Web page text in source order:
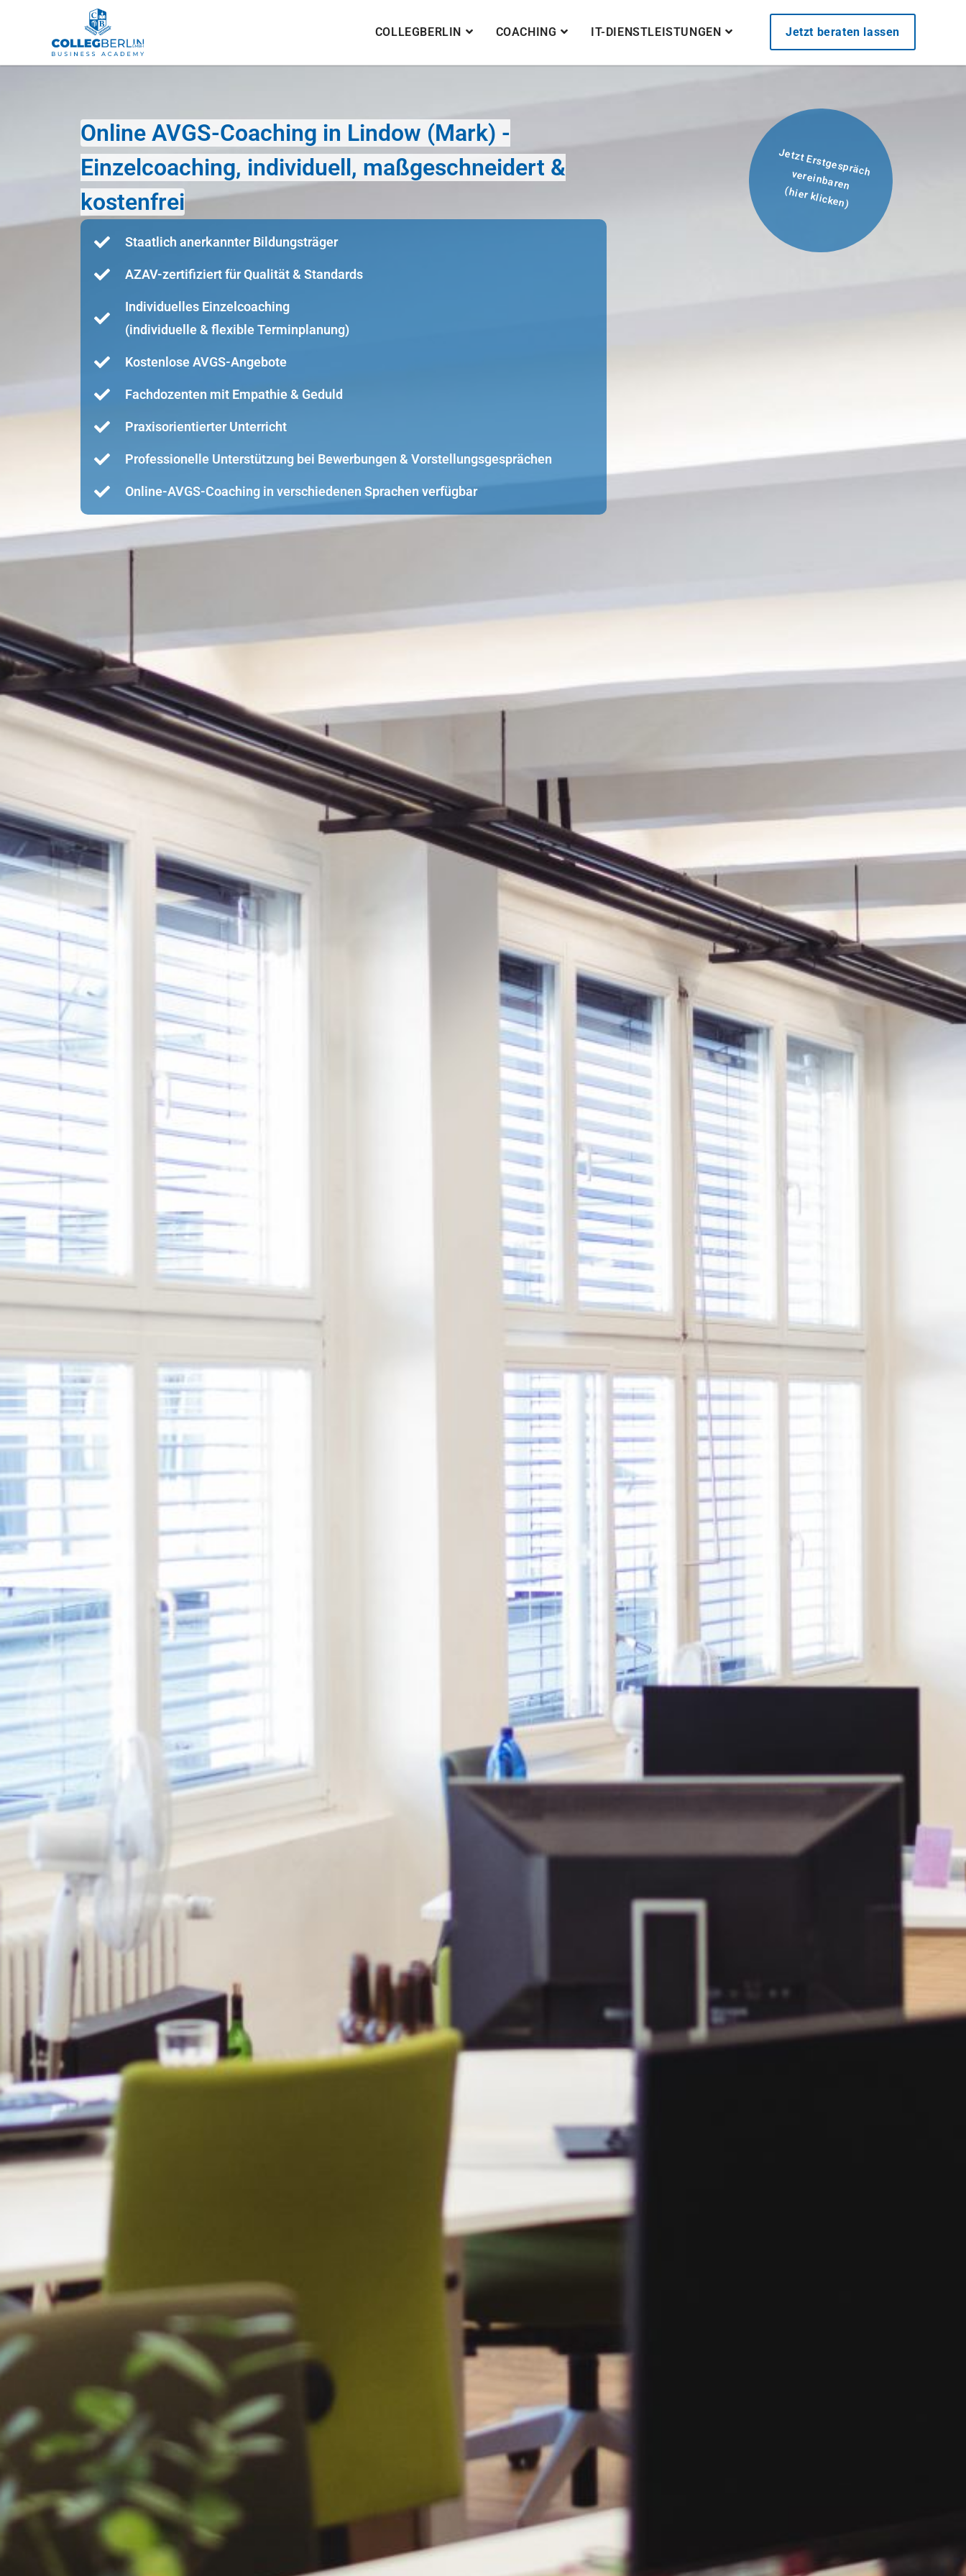
COLLEGBERLIN COACHING IT-DIENSTLEISTUNGEN Jetzt beraten lassen
Online AVGS-Coaching in Lindow (Mark) -
Einzelcoaching, individuell, maßgeschneidert &
kostenfrei
Staatlich anerkannter Bildungsträger
AZAV-zertifiziert für Qualität & Standards
Individuelles Einzelcoaching
(individuelle & flexible Terminplanung)
Kostenlose AVGS-Angebote
Fachdozenten mit Empathie & Geduld
Praxisorientierter Unterricht
Professionelle Unterstützung bei Bewerbungen & Vorstellungsgesprächen
Online-AVGS-Coaching in verschiedenen Sprachen verfügbar
Jetzt Erstgespräch
vereinbaren
(hier klicken)